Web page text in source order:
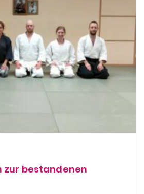
zur bestandenen